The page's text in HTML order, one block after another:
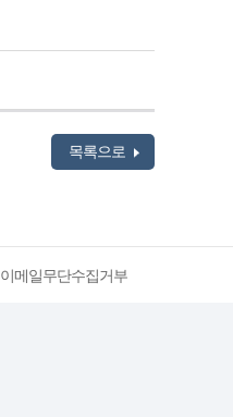
목록으로
이메일무단수집거부